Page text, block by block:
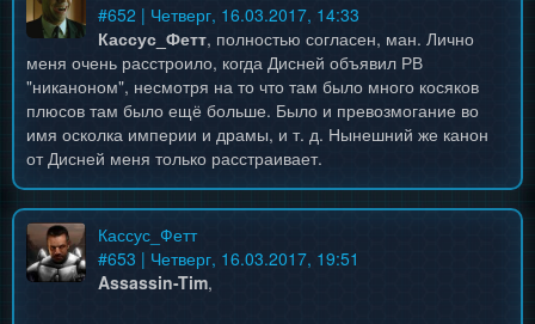
#652 | Четверг, 16.03.2017, 14:33
Кассус_Фетт, полностью согласен, ман. Лично
меня очень расстроило, когда Дисней объявил РВ
"никаноном", несмотря на то что там было много косяков
плюсов там было ещё больше. Было и превозмогание во
имя осколка империи и драмы, и т. д. Нынешний же канон
от Дисней меня только расстраивает.
Кассус_Фетт
#653 | Четверг, 16.03.2017, 19:51
Assassin-Tim,